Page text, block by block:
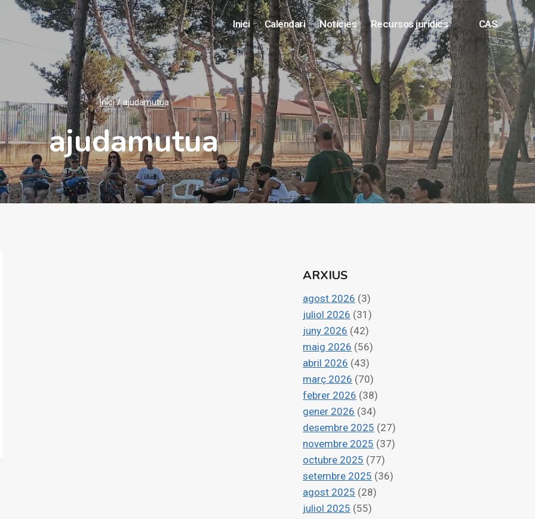
Inici Calendari Notícies Recursos jurídics CAS
Inici / ajudamutua
ajudamutua
ARXIUS
agost 2026 (3)
juliol 2026 (31)
juny 2026 (42)
maig 2026 (56)
abril 2026 (43)
març 2026 (70)
febrer 2026 (38)
gener 2026 (34)
desembre 2025 (27)
novembre 2025 (37)
octubre 2025 (77)
setembre 2025 (36)
agost 2025 (28)
juliol 2025 (55)